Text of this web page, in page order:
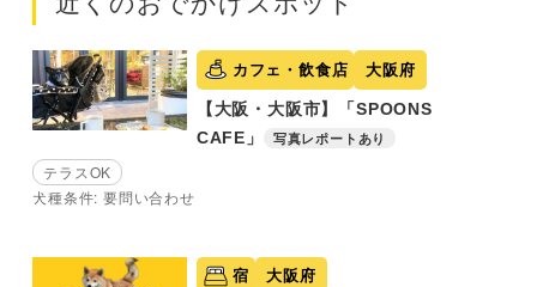
カフェ・飲食店 大阪府
【大阪・大阪市】「SPOONS
CAFE」
写真レポートあり
テラスOK
犬種条件: 要問い合わせ
宿 大阪府